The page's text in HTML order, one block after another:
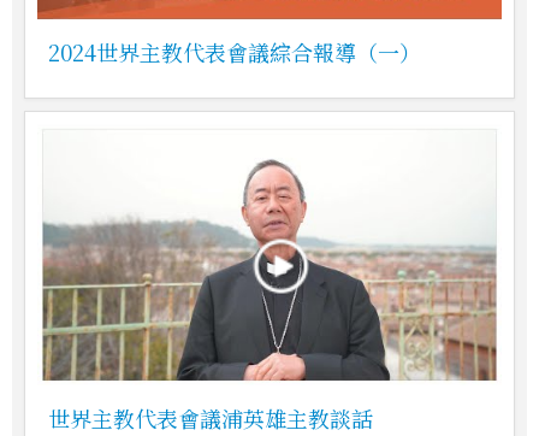
2024世界主教代表會議綜合報導（一）
世界主教代表會議浦英雄主教談話